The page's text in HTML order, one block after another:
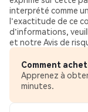
interprété comme
l'exactitude de ce
d'informations,
et notre Avis de
Comment
Apprenez à
minutes.